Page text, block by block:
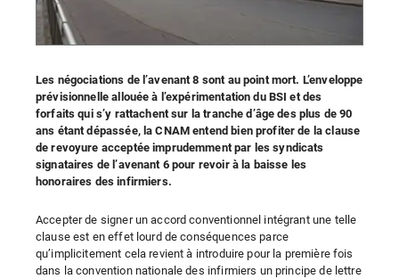
Les négociations de l’avenant 8 sont au point mort. L’enveloppe
prévisionnelle allouée à l’expérimentation du BSI et des
forfaits qui s’y rattachent sur la tranche d’âge des plus de 90
ans étant dépassée, la CNAM entend bien profiter de la clause
de revoyure acceptée imprudemment par les syndicats
signataires de l’avenant 6 pour revoir à la baisse les
honoraires des infirmiers.
Accepter de signer un accord conventionnel intégrant une telle
clause est en effet lourd de conséquences parce
qu’implicitement cela revient à introduire pour la première fois
dans la convention nationale des infirmiers un principe de lettre